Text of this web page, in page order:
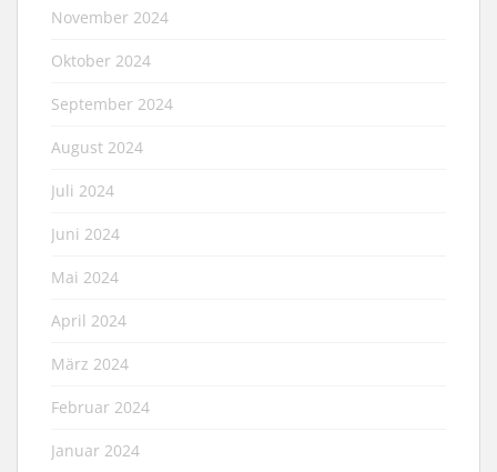
November 2024
Oktober 2024
September 2024
August 2024
Juli 2024
Juni 2024
Mai 2024
April 2024
März 2024
Februar 2024
Januar 2024